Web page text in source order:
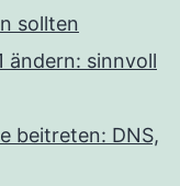
sollten
ändern: sinnvoll
beitreten: DNS,